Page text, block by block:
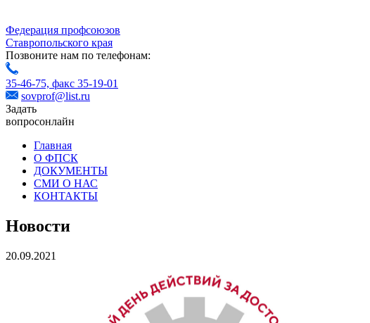
Федерация профсоюзов
Ставропольского края
Позвоните нам по телефонам:
35-46-75, факс 35-19-01
sovprof@list.ru
Задать
вопросонлайн
Главная
О ФПСК
ДОКУМЕНТЫ
СМИ О НАС
КОНТАКТЫ
Новости
20.09.2021